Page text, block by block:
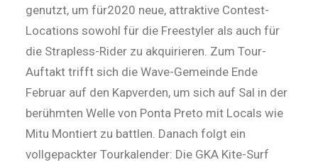
genutzt, um für2020 neue, attraktive Contest-
Locations sowohl für die Freestyler als auch für
die Strapless-Rider zu akquirieren. Zum Tour-
Auftakt trifft sich die Wave-Gemeinde Ende
Februar auf den Kapverden, um sich auf Sal in der
berühmten Welle von Ponta Preto mit Locals wie
Mitu Montiert zu battlen. Danach folgt ein
vollgepackter Tourkalender: Die GKA Kite-Surf